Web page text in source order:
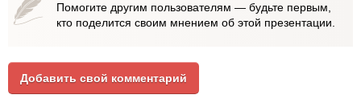
Помогите другим пользователям — будьте первым,
кто поделится своим мнением об этой презентации.
Добавить свой комментарий